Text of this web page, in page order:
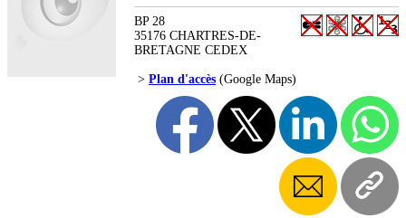
BP 28
35176 CHARTRES-DE-
BRETAGNE CEDEX
> Plan d'accès (Google Maps)